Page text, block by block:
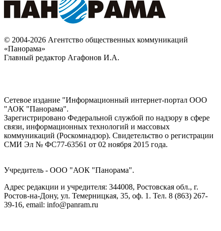
© 2004-2026 Агентство общественных коммуникаций
«Панорама»
Главный редактор Агафонов И.А.
Сетевое издание "Информационный интернет-портал ООО
"АОК "Панорама".
Зарегистрировано Федеральной службой по надзору в сфере
связи, информационных технологий и массовых
коммуникаций (Роскомнадзор). Cвидетельство о регистрации
СМИ Эл № ФС77-63561 от 02 ноября 2015 года.
Учредитель - ООО "АОК "Панорама".
Адрес редакции и учредителя: 344008, Ростовская обл., г.
Ростов-на-Дону, ул. Темерницкая, 35, оф. 1. Тел. 8 (863) 267-
39-16, email: info@panram.ru